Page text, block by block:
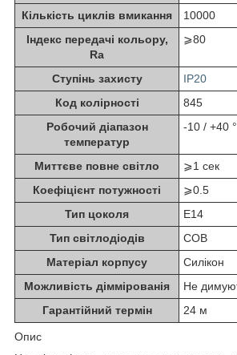
Кількість циклів вмикання
10000
Індекс передачі кольору,
Ra
⩾80
Ступінь захисту
IP20
Код колірності
845
Робочий діапазон
температур
-10 / +40
Миттєве повне світло
⩾1 сек
Коефіцієнт потужності
⩾0.5
Тип цоколя
E14
Тип світлодіодів
COB
Матеріал корпусу
Силікон
Можливість діммірованія
Не
Гарантійний термін
24 м
Опис